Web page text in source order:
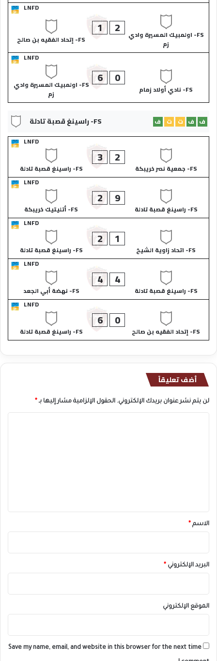
LNFD
FS- اولمبيك المسيرة وادي
زم
2
1
FS- إتحاد الفقيه بن صالح
LNFD
FS- نادي أولاد زمام
0
6
FS- اولمبيك المسيرة وادي
زم
FS- راسينغ قصبة تادلة ف ف ت ت
ف
LNFD
FS- جمعية نصر خريبكة
2
3
FS- راسينغ قصبة تادلة
LNFD
FS- راسينغ قصبة تادلة
9
2
FS- أتليتيك خريبكة
LNFD
FS- اتحاد زاوية الشيخ
1
2
FS- راسينغ قصبة تادلة
LNFD
FS- راسينغ قصبة تادلة
4
4
FS- نهضة أبي الجعد
LNFD
FS- إتحاد الفقيه بن صالح
0
6
FS- راسينغ قصبة تادلة
أضف تعليقاً
لن يتم نشر عنوان بريدك الإلكتروني. الحقول الإلزامية مشار إليها بـ *
*
الاسم *
البريد الإلكتروني *
الموقع الإلكتروني
Save my name, email, and website in this browser for the next time